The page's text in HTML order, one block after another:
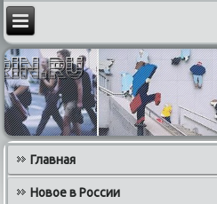
Главная
Новое в России